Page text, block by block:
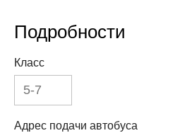
Подробности
Класс
Адрес подачи автобуса